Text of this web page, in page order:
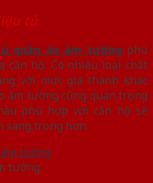
tủ
quần áo âm tường phù
căn hộ. Có nhiều loại chất
với mức giá thành khác
âm tường cũng quan trọng
phù hợp với căn hộ sẽ
sang trọng hơn.
tường